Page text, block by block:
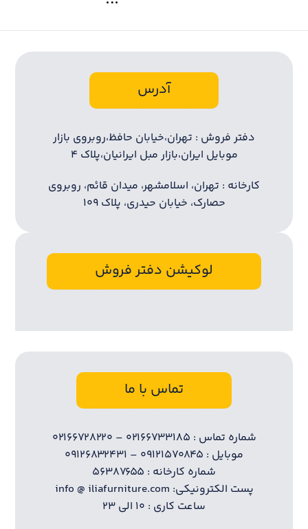
آدرس
دفتر فروش : تهران،خیابان حافظ،روبروی بازار
موبایل ایران،بازار مبل ایرانیان،پلاک ۴
کارخانه : تهران، اسلامشهر، میدان قائم، روبروی
حصارک، خیابان حیدری، پلاک ۱۰۹
لوکیشن دفتر فروش
تماس با ما
شماره تماس : ۰۲۱۶۶۷۳۳۱۸۵ – ۰۲۱۶۶۷۲۸۲۲۰
موبایل : ۰۹۱۲۱۵۷۰۸۴۵ – ۰۹۱۲۶۸۳۲۴۳۱
شماره کارخانه : ۵۶۳۸۷۶۵۵
پست الکترونیکی: info @ iliafurniture.com
ساعت کاری : ۱۰ الی ۲۳